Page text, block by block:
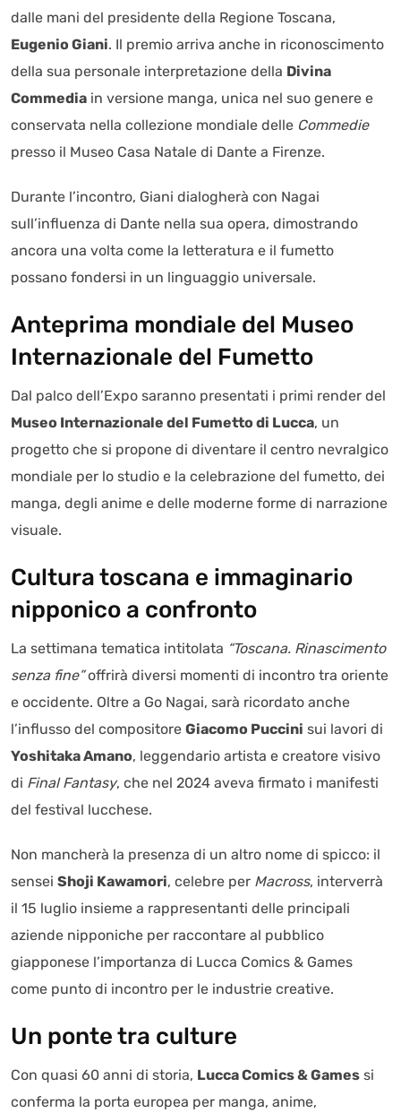
dalle mani del presidente della Regione Toscana,
Eugenio Giani. Il premio arriva anche in riconoscimento
della sua personale interpretazione della Divina
Commedia in versione manga, unica nel suo genere e
conservata nella collezione mondiale delle Commedie
presso il Museo Casa Natale di Dante a Firenze.
Durante l’incontro, Giani dialogherà con Nagai
sull’influenza di Dante nella sua opera, dimostrando
ancora una volta come la letteratura e il fumetto
possano fondersi in un linguaggio universale.
Anteprima mondiale del Museo
Internazionale del Fumetto
Dal palco dell’Expo saranno presentati i primi render del
Museo Internazionale del Fumetto di Lucca, un
progetto che si propone di diventare il centro nevralgico
mondiale per lo studio e la celebrazione del fumetto, dei
manga, degli anime e delle moderne forme di narrazione
visuale.
Cultura toscana e immaginario
nipponico a confronto
La settimana tematica intitolata “Toscana. Rinascimento
senza fine”offrirà diversi momenti di incontro tra oriente
e occidente. Oltre a Go Nagai, sarà ricordato anche
l’influsso del compositore Giacomo Puccini sui lavori di
Yoshitaka Amano, leggendario artista e creatore visivo
di Final Fantasy, che nel 2024 aveva firmato i manifesti
del festival lucchese.
Non mancherà la presenza di un altro nome di spicco: il
sensei Shoji Kawamori, celebre per Macross, interverrà
il 15 luglio insieme a rappresentanti delle principali
aziende nipponiche per raccontare al pubblico
giapponese l’importanza di Lucca Comics & Games
come punto di incontro per le industrie creative.
Un ponte tra culture
Con quasi 60 anni di storia, Lucca Comics & Games si
conferma la porta europea per manga, anime,